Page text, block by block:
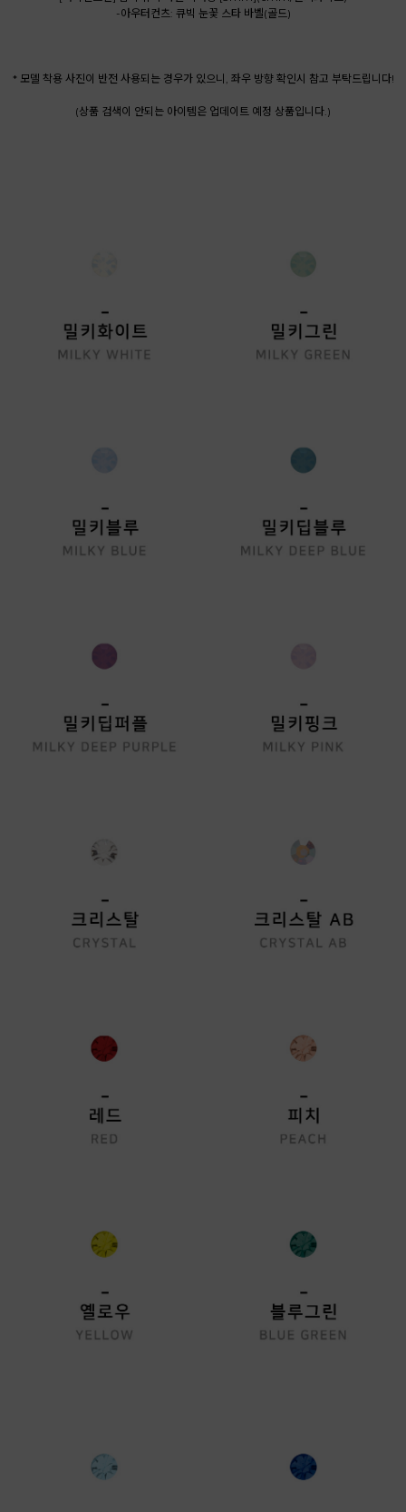
-아우터컨츠: 큐빅 눈꽃 스타 바벨(골드)
* 모델 착용 사진이 반전 사용되는 경우가 있으니, 좌우 방향 확인시 참고 부탁드립니다!
(상품 검색이 안되는 아이템은 업데이트 예정 상품입니다.)